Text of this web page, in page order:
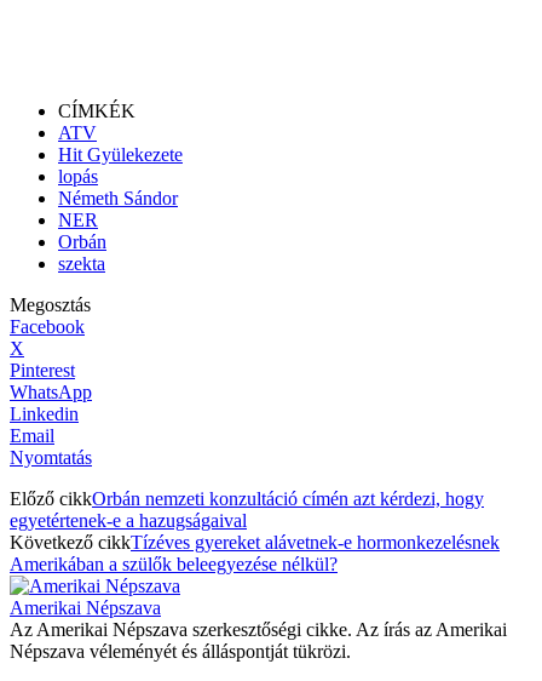
CÍMKÉK
ATV
Hit Gyülekezete
lopás
Németh Sándor
NER
Orbán
szekta
Megosztás
Facebook
X
Pinterest
WhatsApp
Linkedin
Email
Nyomtatás
Előző cikkOrbán nemzeti konzultáció címén azt kérdezi, hogy
egyetértenek-e a hazugságaival
Következő cikkTízéves gyereket alávetnek-e hormonkezelésnek
Amerikában a szülők beleegyezése nélkül?
Amerikai Népszava
Az Amerikai Népszava szerkesztőségi cikke. Az írás az Amerikai
Népszava véleményét és álláspontját tükrözi.